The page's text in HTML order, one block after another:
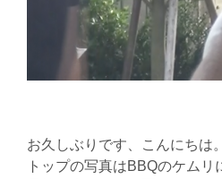
お久しぶりです、こんにちは
トップの写真はBBQのケムリ